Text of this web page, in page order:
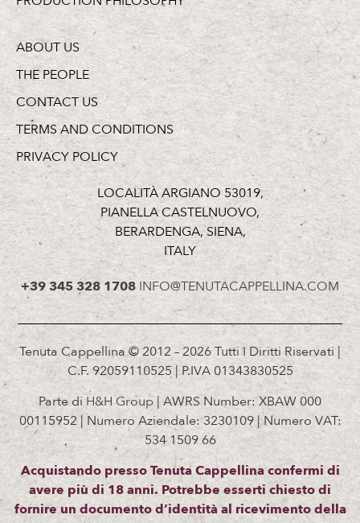
ABOUT US
THE PEOPLE
CONTACT US
TERMS AND CONDITIONS
PRIVACY POLICY
LOCALITÀ ARGIANO 53019,
PIANELLA CASTELNUOVO,
BERARDENGA, SIENA,
ITALY
+39 345 328 1708 INFO@TENUTACAPPELLINA.COM
Tenuta Cappellina © 2012 – 2026 Tutti I Diritti Riservati |
C.F. 92059110525 | P.IVA 01343830525
Parte diH&H Group| AWRS Number: XBAW 000
00115952 | Numero Aziendale: 3230109 | Numero VAT:
534 1509 66
Acquistando presso Tenuta Cappellina confermi di
avere più di 18 anni. Potrebbe esserti chiesto di
fornire un documento d’identità al ricevimento della